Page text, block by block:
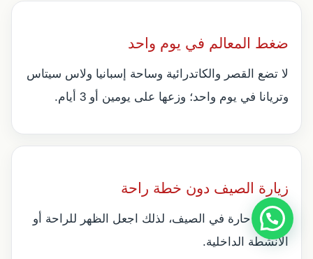
ضغط المعالم في يوم واحد
لا تضع القصر والكاتدرائية وساحة إسبانيا ولاس سيتاس
وتريانا في يوم واحد؛ وزعها على يومين أو 3 أيام.
زيارة الصيف دون خطة راحة
إشبيلية حارة في الصيف، لذلك اجعل الظهر للراحة أو
الأنشطة الداخلية.